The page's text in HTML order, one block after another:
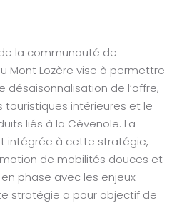
la communauté de
Mont Lozère vise à permettre
désaisonnalisation de l’offre,
touristiques intérieures et le
liés à la Cévenole. La
intégrée à cette stratégie,
de mobilités douces et
phase avec les enjeux
stratégie a pour objectif de